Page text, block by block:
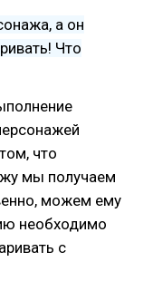
а он
Что
что
мы получаем
можем ему
необходимо
с